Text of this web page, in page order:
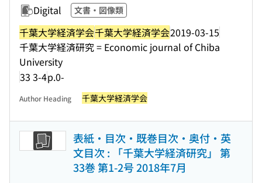
Digital 文書・図像類
千葉大学経済学会千葉大学経済学会2019-03-15
千葉大学経済研究 = Economic journal of Chiba
University
33 3-4p.0-
Author Heading 千葉大学経済学会
表紙・目次・既巻目次・奥付・英
文目次 : 「千葉大学経済研究」 第
33巻 第1-2号 2018年7月